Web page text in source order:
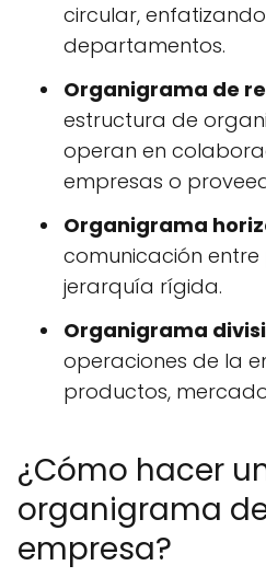
circular,
departamentos.
Organigrama de
estructura de
operan en
empresas o
Organigrama
comunicación entre
jerarquía rígida.
Organigrama
operaciones de la
productos,
¿Cómo hacer
organigrama
empresa?